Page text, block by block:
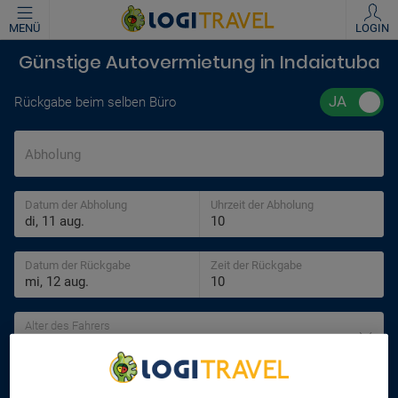
MENÜ LOGIN
Günstige Autovermietung in Indaiatuba
Rückgabe beim selben Büro
Abholung
Datum der Abholung Uhrzeit der Abholung
Datum der Rückgabe Zeit der Rückgabe
Alter des Fahrers